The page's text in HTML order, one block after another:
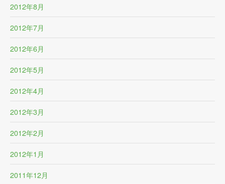
2012年8月
2012年7月
2012年6月
2012年5月
2012年4月
2012年3月
2012年2月
2012年1月
2011年12月